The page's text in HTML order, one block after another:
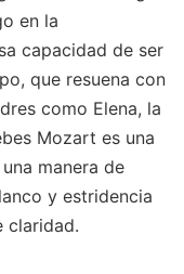
en la
capacidad de ser
que resuena con
como Elena, la
Mozart es una
manera de
y estridencia
claridad.